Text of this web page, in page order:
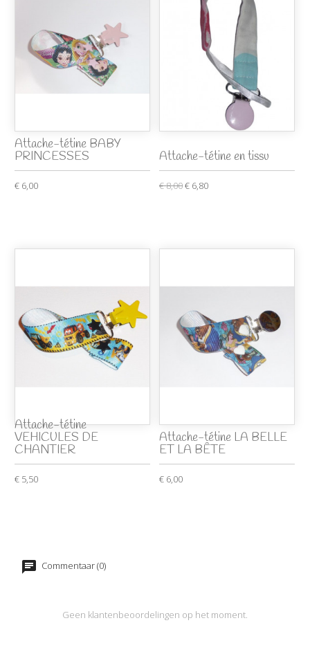
Attache-tétine BABY
PRINCESSES
€ 6,00
Attache-tétine en tissu
€ 8,00€ 6,80
Attache-tétine
VEHICULES DE
CHANTIER
€ 5,50
Attache-tétine LA BELLE
ET LA BÊTE
€ 6,00
Commentaar (0)
Geen klantenbeoordelingen op het moment.